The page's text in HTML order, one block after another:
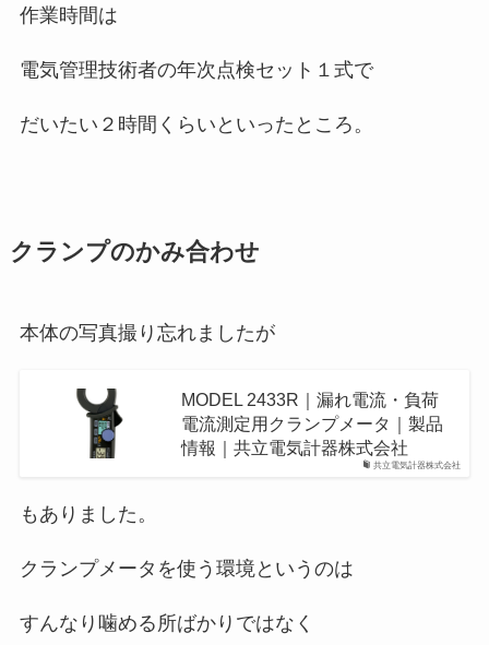
作業時間は
電気管理技術者の年次点検セット１式で
だいたい２時間くらいといったところ。
クランプのかみ合わせ
本体の写真撮り忘れましたが
共立電気計器株式会社
MODEL 2433R｜漏れ電流・負荷
電流測定用クランプメータ｜製品
情報｜共立電気計器株式会社
もありました。
クランプメータを使う環境というのは
すんなり噛める所ばかりではなく